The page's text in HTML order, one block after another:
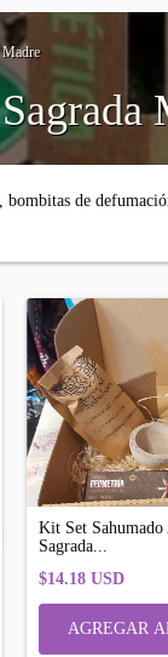
bombitas de
Kit Set
Sagrada...
$14.18 USD